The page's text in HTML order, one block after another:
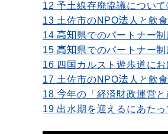
12 予土線存廃協議につい
13 土佐市のNPO法人と飲
14 高知県でのパートナー
15 高知県でのパートナー
16 四国カルスト遊歩道に
17 土佐市のNPO法人と飲
18 今年の「経済財政運営
19 出水期を迎えるにあた